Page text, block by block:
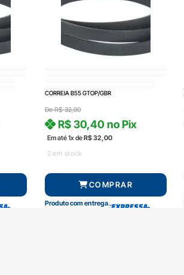
CORREIA B55 GTOP/GBR
DeR$32,00
Em até 1x deR$32,00
R$30,40 no Pix
2 em stock
COMPRAR
Produto com entrega